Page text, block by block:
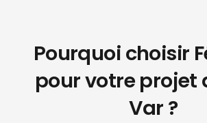
Pourquoi choisir
pour votre projet
Var ?